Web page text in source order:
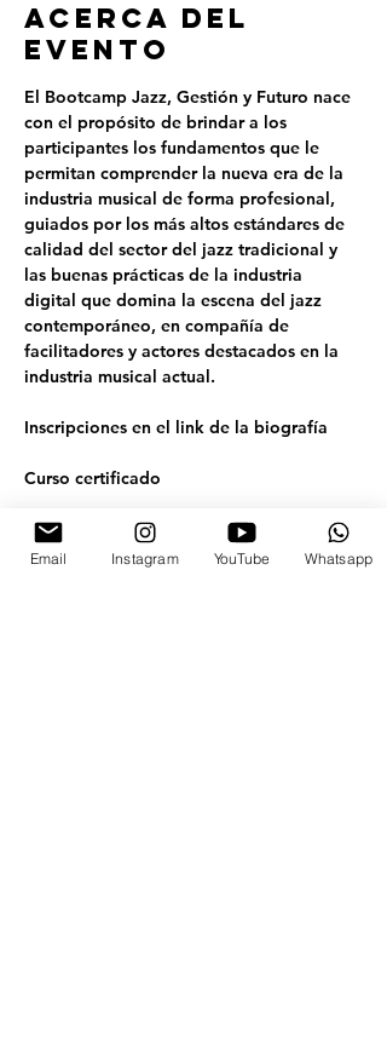
Acerca del
evento
El Bootcamp Jazz, Gestión y Futuro nace
con el propósito de brindar a los
participantes los fundamentos que le
permitan comprender la nueva era de la
industria musical de forma profesional,
guiados por los más altos estándares de
calidad del sector del jazz tradicional y
las buenas prácticas de la industria
digital que domina la escena del jazz
contemporáneo, en compañía de
facilitadores y actores destacados en la
industria musical actual.
Inscripciones en el link de la biografía
Curso certificado
Email Instagram YouTube Whatsapp